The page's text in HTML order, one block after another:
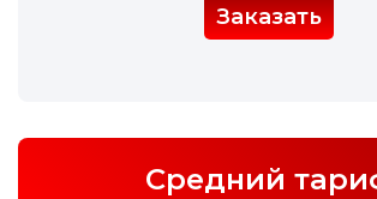
Заказать
Средний